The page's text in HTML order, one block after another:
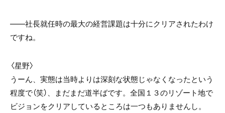
――社長就任時の最大の経営課題は十分にクリアされたわけ
ですね。
〈星野〉
うーん、実態は当時よりは深刻な状態じゃなくなったという
程度で（笑）、まだまだ道半ばです。全国１３のリゾート地で
ビジョンをクリアしているところは一つもありませんし。